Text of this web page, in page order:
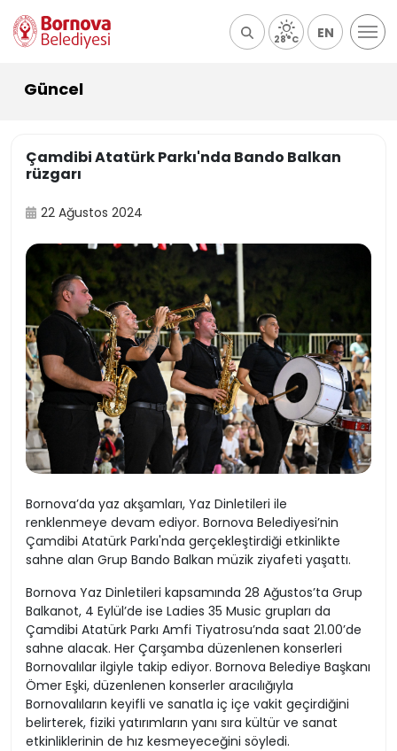
28°C EN
Güncel
Çamdibi Atatürk Parkı'nda Bando Balkan
rüzgarı
22 Ağustos 2024
Bornova’da yaz akşamları, Yaz Dinletileri ile
renklenmeye devam ediyor. Bornova Belediyesi’nin
Çamdibi Atatürk Parkı'nda gerçekleştirdiği etkinlikte
sahne alan Grup Bando Balkan müzik ziyafeti yaşattı.
Bornova Yaz Dinletileri kapsamında 28 Ağustos’ta Grup
Balkanot, 4 Eylül’de ise Ladies 35 Music grupları da
Çamdibi Atatürk Parkı Amfi Tiyatrosu’nda saat 21.00’de
sahne alacak. Her Çarşamba düzenlenen konserleri
Bornovalılar ilgiyle takip ediyor. Bornova Belediye Başkanı
Ömer Eşki, düzenlenen konserler aracılığıyla
Bornovalıların keyifli ve sanatla iç içe vakit geçirdiğini
belirterek, fiziki yatırımların yanı sıra kültür ve sanat
etkinliklerinin de hız kesmeyeceğini söyledi.